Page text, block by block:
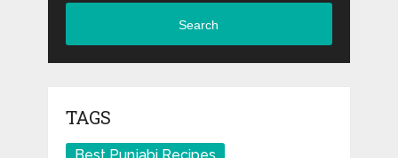
Search
TAGS